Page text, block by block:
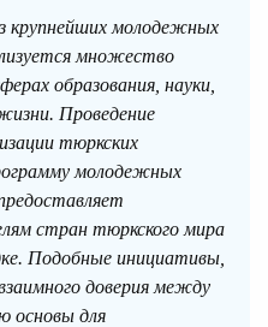
крупнейших молодежных
множество
образования, науки,
Проведение
тюркских
молодежных
стран тюркского мира
Подобные инициативы,
доверия между
основы для